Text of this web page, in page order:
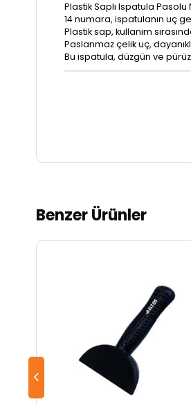
Plastik Saplı Ispatula
14 numara, ispatulanın uç
Plastik sap, kullanım
Paslanmaz çelik uç,
Bu ispatula, düzgün ve
Benzer Ürünler